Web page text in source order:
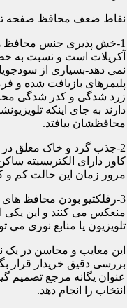
نقاط ضعف محافظ صفحه
1-خش پذیری جنس محافظ
آکریلات است و نسبت به
نمی دهد-بسیاری از
پلیمرهای بازیافت شده و
زرد شدگی و کدر شدگی
دارند به جای اینکه
محافظشان بیافتد.
2-جذب گرد و خاک معلق در
کاور دارای الکتریسیته
مرور زمان این حالت کم و
3-رفلکتیو بودن محافظ
منعکس می کنند و این یکی
تلویزیون یا منابع نوری
این معایب و محاسن در یک
بررسی دقیق خریدار قرار
عنوان یگانه مرجع تصمیم
انتخاب را انجام دهد.